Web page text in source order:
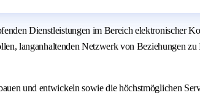
Dienstleistungen im Bereich elektronischer
langanhaltenden Netzwerk von Beziehungen
und entwickeln sowie die höchstmöglichen